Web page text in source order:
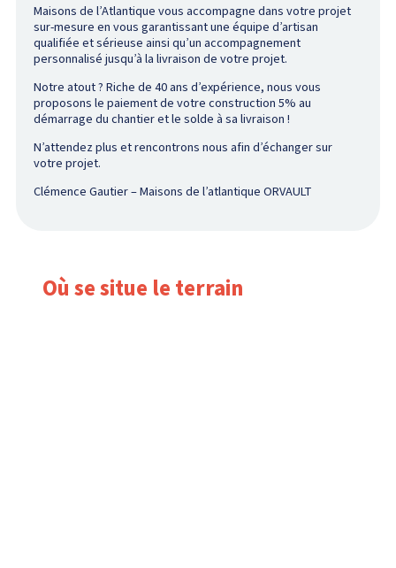
Maisons de l’Atlantique vous accompagne dans votre projet
sur-mesure en vous garantissant une équipe d’artisan
qualifiée et sérieuse ainsi qu’un accompagnement
personnalisé jusqu’à la livraison de votre projet.
Notre atout ? Riche de 40 ans d’expérience, nous vous
proposons le paiement de votre construction 5% au
démarrage du chantier et le solde à sa livraison !
N’attendez plus et rencontrons nous afin d’échanger sur
votre projet.
Clémence Gautier – Maisons de l’atlantique ORVAULT
Où se situe le terrain